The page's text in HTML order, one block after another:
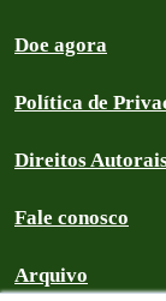
Doe agora
Política de
Direitos
Fale conosco
Arquivo